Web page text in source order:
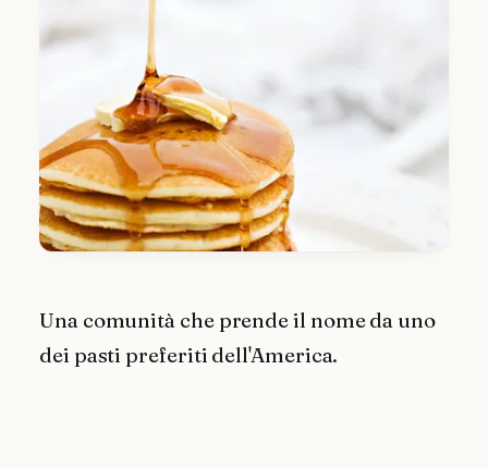
Una comunità che prende il nome da uno
dei pasti preferiti dell'America.